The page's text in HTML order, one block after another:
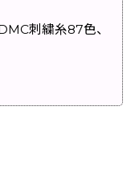
刺繍糸87色、